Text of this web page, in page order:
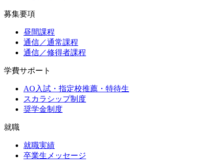
募集要項
昼間課程
通信／通常課程
通信／修得者課程
学費サポート
AO入試・指定校推薦・特待生
スカラシップ制度
奨学金制度
就職
就職実績
卒業生メッセージ